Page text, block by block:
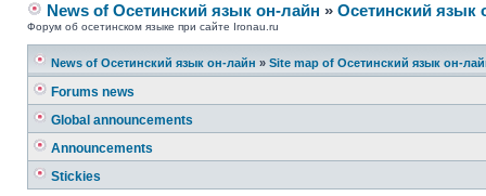
News of Осетинский язык он-лайн » Осетинский язык
Форум об осетинском языке при сайте Ironau.ru
News of Осетинский язык он-лайн » Site map of Осетинский язык он-
Forums news
Global announcements
Announcements
Stickies